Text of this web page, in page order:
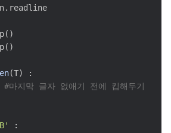
(T) :
#마지막 글자 없애기 전에 킵해두기
: